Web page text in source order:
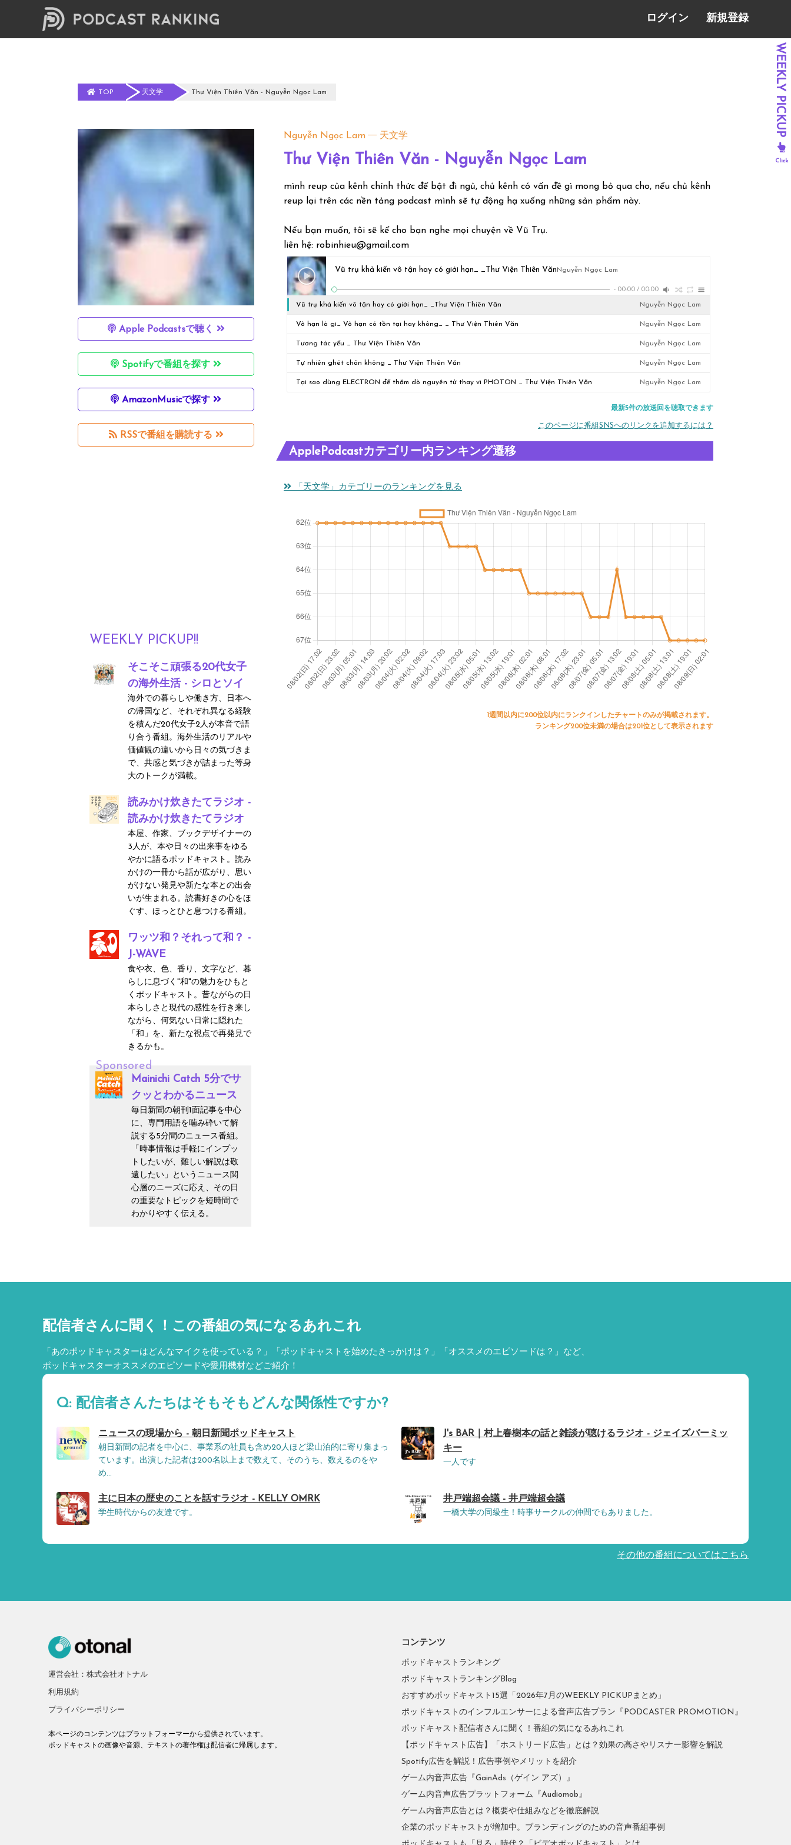
ログイン 新規登録
TOP 天文学 Thư Viện Thiên Văn - Nguyễn Ngọc Lam
Apple Podcastsで聴く
Spotifyで番組を探す
AmazonMusicで探す
RSSで番組を購読する
WEEKLY PICKUP!!
そこそこ頑張る20代女子
の海外生活 - シロとソイ
海外での暮らしや働き方、日本へ
の帰国など、それぞれ異なる経験
を積んだ20代女子2人が本音で語
り合う番組。海外生活のリアルや
価値観の違いから日々の気づきま
で、共感と気づきが詰まった等身
大のトークが満載。
読みかけ炊きたてラジオ -
読みかけ炊きたてラジオ
本屋、作家、ブックデザイナーの
3人が、本や日々の出来事をゆる
やかに語るポッドキャスト。読み
かけの一冊から話が広がり、思い
がけない発見や新たな本との出会
いが生まれる。読書好きの心をほ
ぐす、ほっとひと息つける番組。
ワッツ和？それって和？ -
J-WAVE
食や衣、色、香り、文字など、暮
らしに息づく"和"の魅力をひもと
くポッドキャスト。昔ながらの日
本らしさと現代の感性を行き来し
ながら、何気ない日常に隠れた
「和」を、新たな視点で再発見で
きるかも。
Sponsored
Mainichi Catch 5分でサ
クッとわかるニュース
毎日新聞の朝刊1面記事を中心
に、専門用語を噛み砕いて解
説する5分間のニュース番組。
「時事情報は手軽にインプッ
トしたいが、難しい解説は敬
遠したい」というニュース関
心層のニーズに応え、その日
の重要なトピックを短時間で
わかりやすく伝える。
Nguyễn Ngọc Lam 天文学
Thư Viện Thiên Văn - Nguyễn Ngọc Lam
mình reup của kênh chính thức để bật đi ngủ, chủ kênh có vấn đề gì mong bỏ qua cho, nếu chủ kênh
reup lại trên các nền tảng podcast mình sẽ tự động hạ xuống những sản phẩm này.
Nếu bạn muốn, tôi sẽ kể cho bạn nghe mọi chuyện về Vũ Trụ.
liên hệ: robinhieu@gmail.com
Vũ trụ khả kiến vô tận hay có giới hạn_ _Thư Viện Thiên VănNguyễn Ngọc Lam
- 00:00 / 00:00
Vũ trụ khả kiến vô tận hay có giới hạn_ _Thư Viện Thiên Văn Nguyễn Ngọc Lam
Vô hạn là gì_ Vô hạn có tồn tại hay không_ _ Thư Viện Thiên Văn Nguyễn Ngọc Lam
Tương tác yếu _ Thư Viện Thiên Văn Nguyễn Ngọc Lam
Tự nhiên ghét chân không _ Thư Viện Thiên Văn Nguyễn Ngọc Lam
Tại sao dùng ELECTRON để thăm dò nguyên tử thay vì PHOTON _ Thư Viện Thiên Văn Nguyễn Ngọc Lam
最新5件の放送回を聴取できます
このページに番組SNSへのリンクを追加するには？
ApplePodcastカテゴリー内ランキング遷移
「天文学」カテゴリーのランキングを見る
1週間以内に200位以内にランクインしたチャートのみが掲載されます。
ランキング200位未満の場合は201位として表示されます
配信者さんに聞く！ この番組の気になるあれこれ
「あのポッドキャスターはどんなマイクを使っている？」「ポッドキャストを始めたきっかけは？」「オススメのエピソードは？」など、
ポッドキャスターオススメのエピソードや愛用機材などご紹介！
Q: 配信者さんたちはそもそもどんな関係性ですか?
ニュースの現場から - 朝日新聞ポッドキャスト
朝日新聞の記者を中心に、事業系の社員も含め20人ほど梁山泊的に寄り集まっ
ています。出演した記者は200名以上まで数えて、そのうち、数えるのをや
め...
J's BAR｜村上春樹本の話と雑談が聴けるラジオ - ジェイズバーミッ
キー
一人です
主に日本の歴史のことを話すラジオ - KELLY OMRK
学生時代からの友達です。
井戸端超会議 - 井戸端超会議
一橋大学の同級生！時事サークルの仲間でもありました。
その他の番組についてはこちら
運営会社：株式会社オトナル
利用規約
プライバシーポリシー
本ページのコンテンツはプラットフォーマーから提供されています。
ポッドキャストの画像や音源、テキストの著作権は配信者に帰属します。
コンテンツ
ポッドキャストランキング
ポッドキャストランキングBlog
おすすめポッドキャスト15選「2026年7月のWEEKLY PICKUPまとめ」
ポッドキャストのインフルエンサーによる音声広告プラン『PODCASTER PROMOTION』
ポッドキャスト配信者さんに聞く！番組の気になるあれこれ
【ポッドキャスト広告】「ホストリード広告」とは？効果の高さやリスナー影響を解説
Spotify広告を解説！広告事例やメリットを紹介
ゲーム内音声広告『GainAds（ゲイン アズ）』
ゲーム内音声広告プラットフォーム『Audiomob』
ゲーム内音声広告とは？概要や仕組みなどを徹底解説
企業のポッドキャストが増加中。ブランディングのための音声番組事例